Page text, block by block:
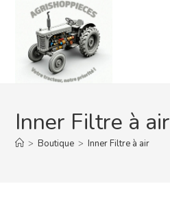
content
Inner Filtre à air
> Boutique > Inner Filtre à air